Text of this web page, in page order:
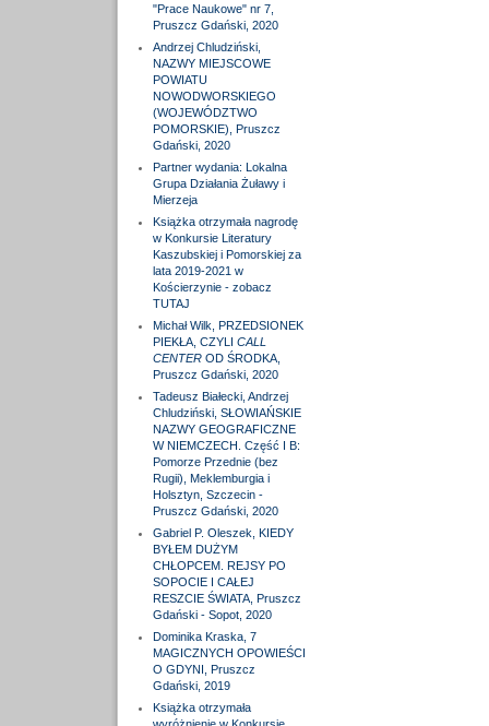
"Prace Naukowe" nr 7,
Pruszcz Gdański, 2020
Andrzej Chludziński,
NAZWY MIEJSCOWE
POWIATU
NOWODWORSKIEGO
(WOJEWÓDZTWO
POMORSKIE), Pruszcz
Gdański, 2020
Partner wydania: Lokalna
Grupa Działania Żuławy i
Mierzeja
Książka otrzymała nagrodę
w Konkursie Literatury
Kaszubskiej i Pomorskiej za
lata 2019-2021 w
Kościerzynie - zobacz
TUTAJ
Michał Wilk, PRZEDSIONEK
PIEKŁA, CZYLI CALL
CENTEROD ŚRODKA,
Pruszcz Gdański, 2020
Tadeusz Białecki, Andrzej
Chludziński, SŁOWIAŃSKIE
NAZWY GEOGRAFICZNE
W NIEMCZECH. Część I B:
Pomorze Przednie (bez
Rugii), Meklemburgia i
Holsztyn, Szczecin -
Pruszcz Gdański, 2020
Gabriel P. Oleszek, KIEDY
BYŁEM DUŻYM
CHŁOPCEM. REJSY PO
SOPOCIE I CAŁEJ
RESZCIE ŚWIATA, Pruszcz
Gdański - Sopot, 2020
Dominika Kraska, 7
MAGICZNYCH OPOWIEŚCI
O GDYNI, Pruszcz
Gdański, 2019
Książka otrzymała